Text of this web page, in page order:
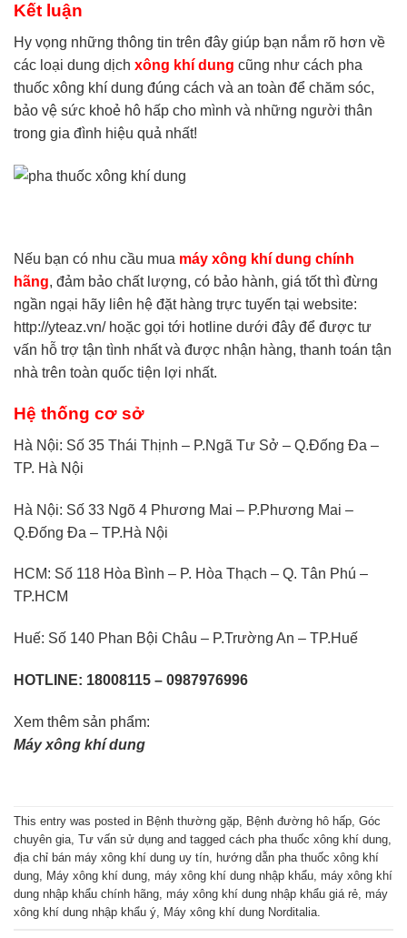
Kết luận
Hy vọng những thông tin trên đây giúp bạn nắm rõ hơn về
các loại dung dịch xông khí dung cũng như cách pha
thuốc xông khí dung đúng cách và an toàn để chăm sóc,
bảo vệ sức khoẻ hô hấp cho mình và những người thân
trong gia đình hiệu quả nhất!
Nếu bạn có nhu cầu mua máy xông khí dung chính
hãng, đảm bảo chất lượng, có bảo hành, giá tốt thì đừng
ngần ngại hãy liên hệ đặt hàng trực tuyến tại website:
http://yteaz.vn/ hoặc gọi tới hotline dưới đây để được tư
vấn hỗ trợ tận tình nhất và được nhận hàng, thanh toán tận
nhà trên toàn quốc tiện lợi nhất.
Hệ thống cơ sở
Hà Nội: Số 35 Thái Thịnh – P.Ngã Tư Sở – Q.Đống Đa –
TP. Hà Nội
Hà Nội: Số 33 Ngõ 4 Phương Mai – P.Phương Mai –
Q.Đống Đa – TP.Hà Nội
HCM: Số 118 Hòa Bình – P. Hòa Thạch – Q. Tân Phú –
TP.HCM
Huế: Số 140 Phan Bội Châu – P.Trường An – TP.Huế
HOTLINE: 18008115 – 0987976996
Xem thêm sản phẩm:
Máy xông khí dung
This entry was posted in Bệnh thường gặp, Bệnh đường hô hấp, Góc
chuyên gia, Tư vấn sử dụng and tagged cách pha thuốc xông khí dung,
địa chỉ bán máy xông khí dung uy tín, hướng dẫn pha thuốc xông khí
dung, Máy xông khí dung, máy xông khí dung nhập khẩu, máy xông khí
dung nhập khẩu chính hãng, máy xông khí dung nhập khẩu giá rẻ, máy
xông khí dung nhập khẩu ý, Máy xông khí dung Norditalia.